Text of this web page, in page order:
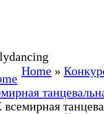
Home »
всемирная